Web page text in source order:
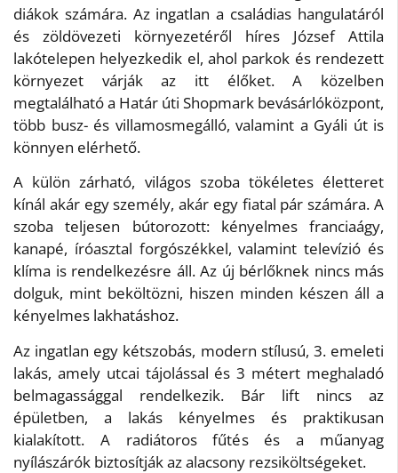
diákok számára. Az ingatlan a családias hangulatáról
és zöldövezeti környezetéről híres József Attila
lakótelepen helyezkedik el, ahol parkok és rendezett
környezet várják az itt élőket. A közelben
megtalálható a Határ úti Shopmark bevásárlóközpont,
több busz- és villamosmegálló, valamint a Gyáli út is
könnyen elérhető.
A külön zárható, világos szoba tökéletes életteret
kínál akár egy személy, akár egy fiatal pár számára. A
szoba teljesen bútorozott: kényelmes franciaágy,
kanapé, íróasztal forgószékkel, valamint televízió és
klíma is rendelkezésre áll. Az új bérlőknek nincs más
dolguk, mint beköltözni, hiszen minden készen áll a
kényelmes lakhatáshoz.
Az ingatlan egy kétszobás, modern stílusú, 3. emeleti
lakás, amely utcai tájolással és 3 métert meghaladó
belmagassággal rendelkezik. Bár lift nincs az
épületben, a lakás kényelmes és praktikusan
kialakított. A radiátoros fűtés és a műanyag
nyílászárók biztosítják az alacsony rezsiköltségeket.